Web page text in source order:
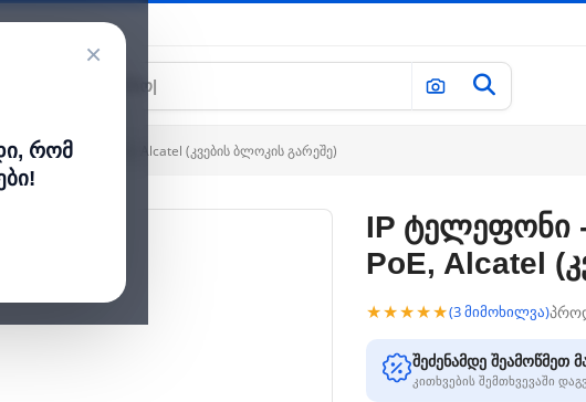
×
რომ
HD აუდიო, PoE, Alcatel (კვების ბლოკის გარეშე)
IP ტელეფონი
PoE, Alcatel
★★★★★(3 მიმოხილვა)
შეძენამდე შეამოწმეთ
კითხვების შემთხვევაში